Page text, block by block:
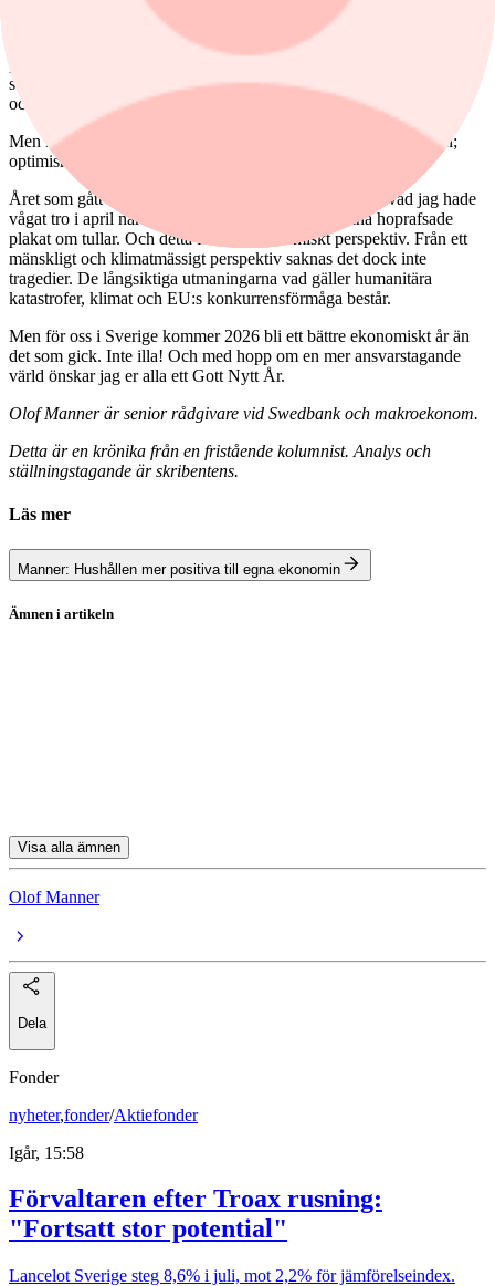
Stora delar av europeisk industriproduktion upplevs ha fel
komposition och föråldrad teknik. Kanske är detta tydligast inom
som jag hade för varvsindustrin i Göteborg på 70-talet när billigare,
och bättre, koreanska fartyg började dyka upp på världshaven.
Men i allt detta finns också ett fjärde O, i alla fall på hemmaplan;
optimism.
Året som gått tycker jag har utvecklats mer positivt än vad jag hade
vågat tro i april när Trump stod och viftade med sina hoprafsade
plakat om tullar. Och detta från ett ekonomiskt perspektiv. Från ett
mänskligt och klimatmässigt perspektiv saknas det dock inte
tragedier. De långsiktiga utmaningarna vad gäller humanitära
katastrofer, klimat och EU:s konkurrensförmåga består.
Men för oss i Sverige kommer 2026 bli ett bättre ekonomiskt år än
det som gick. Inte illa! Och med hopp om en mer ansvarstagande
värld önskar jag er alla ett Gott Nytt År.
Olof Manner är senior rådgivare vid Swedbank och makroekonom.
Detta är en krönika från en fristående kolumnist. Analys och
ställningstagande är skribentens.
Läs mer
Manner: Hushållen mer positiva till egna ekonomin
Ämnen i artikeln
Visa alla ämnen
Olof Manner
Dela
Fonder
nyheter,fonder/Aktiefonder
Igår, 15:58
Förvaltaren efter Troax rusning:
"Fortsatt stor potential"
Lancelot Sverige steg 8,6% i juli, mot 2,2% för jämförelseindex.